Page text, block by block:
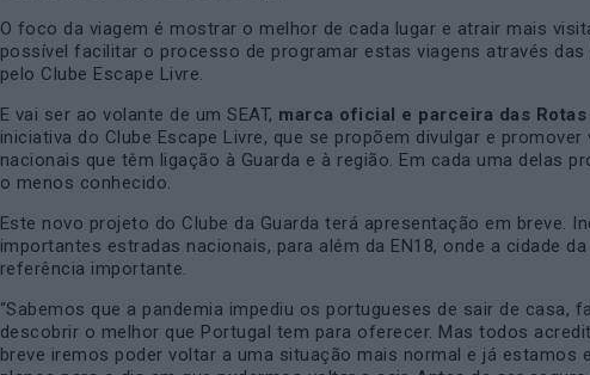
O foco da viagem é mostrar o melhor de cada lugar e atrair mais
possível facilitar o processo de programar estas viagens através
pelo Clube Escape Livre.
E vai ser ao volante de um SEAT, marca oficial e parceira das
iniciativa do Clube Escape Livre, que se propõem divulgar e promover
nacionais que têm ligação à Guarda e à região. Em cada uma delas
o menos conhecido.
Este novo projeto do Clube da Guarda terá apresentação em breve.
importantes estradas nacionais, para além da EN18, onde a cidade da
referência importante.
“Sabemos que a pandemia impediu os portugueses de sair de casa,
descobrir o melhor que Portugal tem para oferecer. Mas todos
breve iremos poder voltar a uma situação mais normal e já estamos